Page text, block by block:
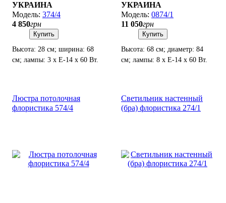
УКРАИНА
374/4
4 850грн
Купить
Высота: 28 см; ширина: 68
см; лампы: 3 х Е-14 х 60 Вт.
УКРАИНА
0874/1
11 050грн
Купить
Высота: 68 см; диаметр: 84
см; лампы: 8 х Е-14 х 60 Вт.
Люстра потолочная
флористика 574/4
Светильник настенный
(бра) флористика 274/1